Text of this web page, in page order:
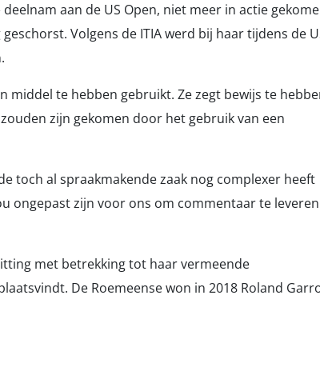
aan de US Open, niet meer in actie
Volgens de ITIA werd bij haar tijdens de
te hebben gebruikt. Ze zegt bewijs te
zijn gekomen door het gebruik van een
toch al spraakmakende zaak nog complexer heeft
ongepast zijn voor ons om commentaar te leveren
met betrekking tot haar vermeende
De Roemeense won in 2018 Roland